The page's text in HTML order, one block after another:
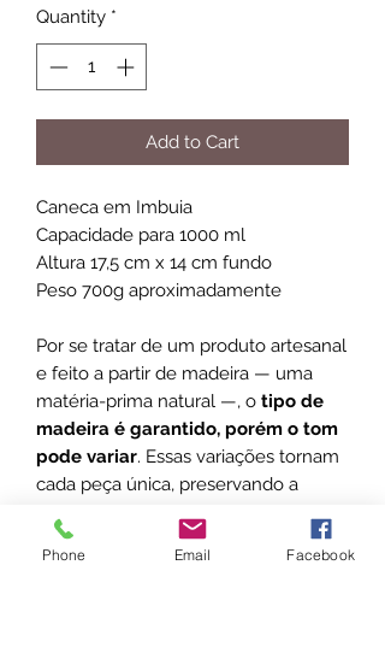
Quantity *
Add to Cart
Caneca em Imbuia
Capacidade para 1000 ml
Altura 17,5 cm x 14 cm fundo
Peso 700g aproximadamente
Por se tratar de um produto artesanal
e feito a partir de madeira — uma
matéria-prima natural —, o tipo de
madeira é garantido, porém o tom
pode variar. Essas variações tornam
cada peça única, preservando a
natural.
Foto de referência.
Phone Email Facebook